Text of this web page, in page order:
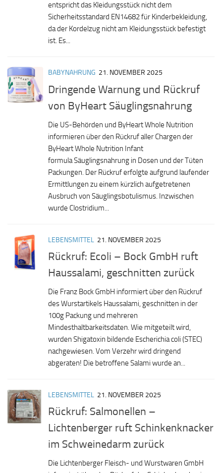
entspricht das Kleidungsstück nicht dem
Sicherheitsstandard EN14682 für Kinderbekleidung,
da der Kordelzug nicht am Kleidungsstück befestigt
ist. Es...
BABYNAHRUNG 21. NOVEMBER 2025
Dringende Warnung und Rückruf
von ByHeart Säuglingsnahrung
Die US-Behörden und ByHeart Whole Nutrition
informieren über den Rückruf aller Chargen der
ByHeart Whole Nutrition Infant
formula Säuglingsnahrung in Dosen und der Tüten
Packungen. Der Rückruf erfolgte aufgrund laufender
Ermittlungen zu einem kürzlich aufgetretenen
Ausbruch von Säuglingsbotulismus. Inzwischen
wurde Clostridium...
LEBENSMITTEL 21. NOVEMBER 2025
Rückruf: Ecoli – Bock GmbH ruft
Haussalami, geschnitten zurück
Die Franz Bock GmbH informiert über den Rückruf
des Wurstartikels Haussalami, geschnitten in der
100g Packung und mehreren
Mindesthaltbarkeitsdaten. Wie mitgeteilt wird,
wurden Shigatoxin bildende Escherichia coli (STEC)
nachgewiesen. Vom Verzehr wird dringend
abgeraten! Die betroffene Salami wurde an...
LEBENSMITTEL 21. NOVEMBER 2025
Rückruf: Salmonellen –
Lichtenberger ruft Schinkenknacker
im Schweinedarm zurück
Die Lichtenberger Fleisch- und Wurstwaren GmbH